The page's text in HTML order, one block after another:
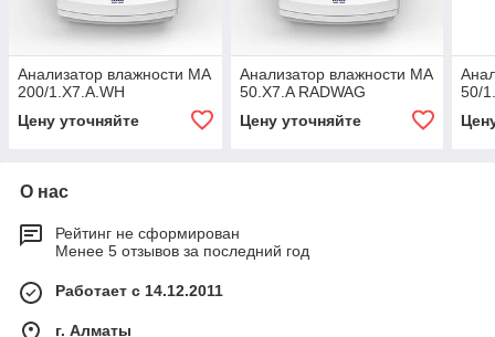
Анализатор влажности MA
200/1.X7.A.WH
Цену уточняйте
Анализатор влажности MA
50.X7.A RADWAG
Цену уточняйте
50/
О нас
Рейтинг не сформирован
Менее 5 отзывов за последний год
Работает с 14.12.2011
г. Алматы